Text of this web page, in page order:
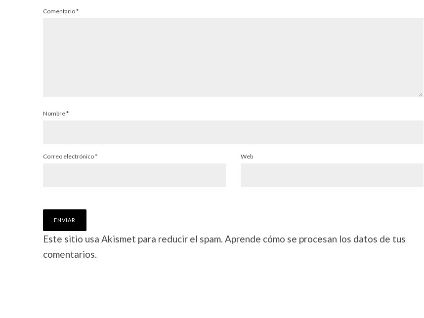
Comentario*
Nombre*
Correo electrónico* Web
Este sitio usa Akismet para reducir el spam. Aprende cómo se procesan los datos de tus
comentarios.